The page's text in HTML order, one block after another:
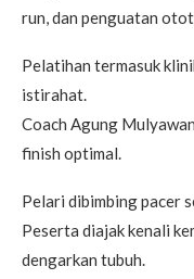
run, dan penguatan
Pelatihan termasuk
istirahat.
Coach Agung
finish optimal.
Pelari dibimbing pacer
Peserta diajak kenali
dengarkan tubuh.